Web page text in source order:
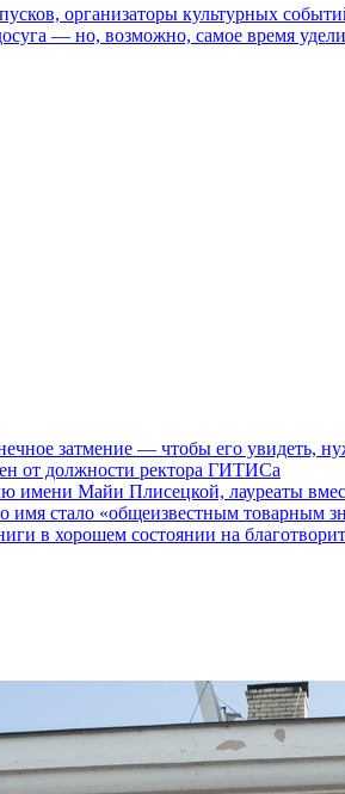
организаторы культурных
— но, возможно, самое время
затмение — чтобы его увидеть,
от должности ректора ГИТИСа
Майи Плисецкой, лауреаты
имя стало «общеизвестным товарным
в хорошем состоянии на